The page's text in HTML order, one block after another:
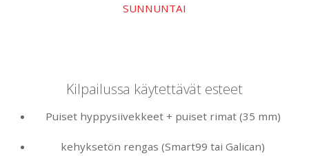
SUNNUNTAI
Kilpailussa käytettävät esteet
Puiset hyppysiivekkeet + puiset rimat (35 mm)
kehyksetön rengas (Smart99 tai Galican)